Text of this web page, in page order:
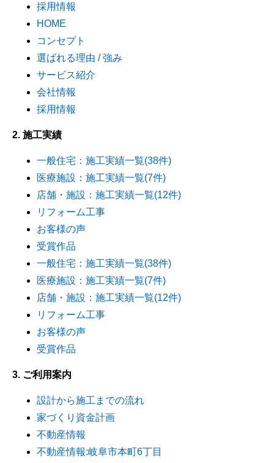
採用情報
HOME
コンセプト
選ばれる理由 / 強み
サービス紹介
会社情報
採用情報
2. 施工実績
一般住宅：施工実績一覧(38件)
医療施設：施工実績一覧(7件)
店舗・施設：施工実績一覧(12件)
リフォーム工事
お客様の声
受賞作品
一般住宅：施工実績一覧(38件)
医療施設：施工実績一覧(7件)
店舗・施設：施工実績一覧(12件)
リフォーム工事
お客様の声
受賞作品
3. ご利用案内
設計から施工までの流れ
家づくり資金計画
不動産情報
不動産情報:岐阜市本町6丁目